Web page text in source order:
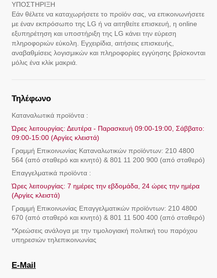
ΥΠΟΣΤΗΡΙΞΗ
Εάν θέλετε να καταχωρήσετε το προϊόν σας, να επικοινωνήσετε
με έναν εκπρόσωπο της LG ή να αιτηθείτε επισκευή, η online
εξυπηρέτηση και υποστήριξη της LG κάνει την εύρεση
πληροφοριών εύκολη. Εγχειρίδια, αιτήσεις επισκευής,
αναβαθμίσεις λογισμικών και πληροφορίες εγγύησης βρίσκονται
μόλις ένα κλίκ μακριά.
Τηλέφωνο
Καταναλωτικά προϊόντα :
Ώρες λειτουργίας: Δευτέρα - Παρασκευή 09:00-19:00, Σάββατο:
09:00-15:00 (Αργίες κλειστά)
Γραμμή Eπικοινωνίας Καταναλωτικών προϊόντων: 210 4800
564 (από σταθερό και κινητό) & 801 11 200 900 (από σταθερό)
Επαγγελματικά προϊόντα :
Ώρες λειτουργίας: 7 ημέρες την εβδομάδα, 24 ώρες την ημέρα
(Αργίες κλειστά)
Γραμμή Eπικοινωνίας Επαγγελματικών προϊόντων: 210 4800
670 (από σταθερό και κινητό) & 801 11 500 400 (από σταθερό)
*Χρεώσεις ανάλογα με την τιμολογιακή πολιτική του παρόχου
υπηρεσιών τηλεπικοινωνίας
E-Mail